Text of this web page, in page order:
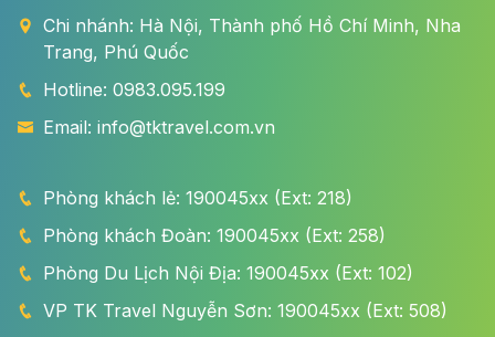
Chi nhánh: Hà Nội, Thành phố Hồ Chí Minh, Nha
Trang, Phú Quốc
Hotline: 0983.095.199
Email: info@tktravel.com.vn
Phòng khách lẻ: 190045xx (Ext: 218)
Phòng khách Đoàn: 190045xx (Ext: 258)
Phòng Du Lịch Nội Địa: 190045xx (Ext: 102)
VP TK Travel Nguyễn Sơn: 190045xx (Ext: 508)